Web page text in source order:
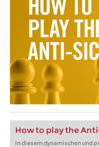
How to play the
In diesem dynamischen und